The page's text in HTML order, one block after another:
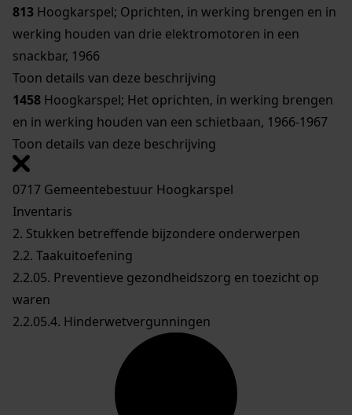
813 Hoogkarspel; Oprichten, in werking brengen en in
werking houden van drie elektromotoren in een
snackbar, 1966
Toon details van deze beschrijving
1458 Hoogkarspel; Het oprichten, in werking brengen
en in werking houden van een schietbaan, 1966-1967
Toon details van deze beschrijving
0717 Gemeentebestuur Hoogkarspel
Inventaris
2. Stukken betreffende bijzondere onderwerpen
2.2. Taakuitoefening
2.2.05. Preventieve gezondheidszorg en toezicht op
waren
2.2.05.4. Hinderwetvergunningen